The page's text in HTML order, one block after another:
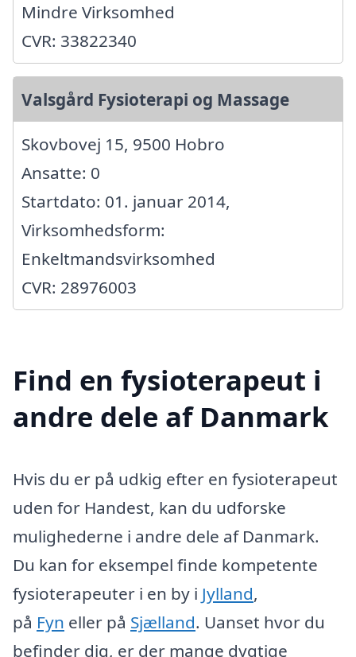
Mindre Virksomhed
CVR: 33822340
Valsgård Fysioterapi og Massage
Skovbovej 15, 9500 Hobro
Ansatte: 0
Startdato: 01. januar 2014,
Virksomhedsform:
Enkeltmandsvirksomhed
CVR: 28976003
Find en fysioterapeut i
andre dele af Danmark
Hvis du er på udkig efter en fysioterapeut
uden for Handest, kan du udforske
mulighederne i andre dele af Danmark.
Du kan for eksempel finde kompetente
fysioterapeuter i en by i Jylland,
på Fyn eller på Sjælland. Uanset hvor du
befinder dig, er der mange dygtige